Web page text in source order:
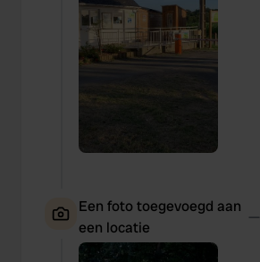
Een foto toegevoegd aan
een locatie
—